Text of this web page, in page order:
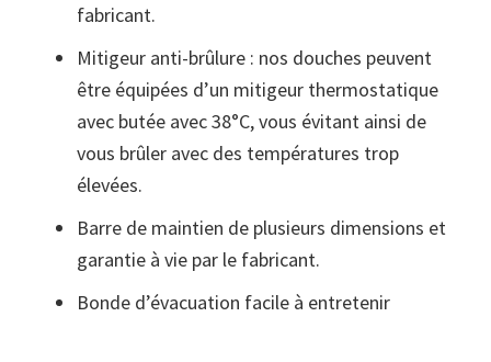
fabricant.
Mitigeur anti-brûlure : nos douches peuvent
être équipées d’un mitigeur thermostatique
avec butée avec 38°C, vous évitant ainsi de
vous brûler avec des températures trop
élevées.
Barre de maintien de plusieurs dimensions et
garantie à vie par le fabricant.
Bonde d’évacuation facile à entretenir